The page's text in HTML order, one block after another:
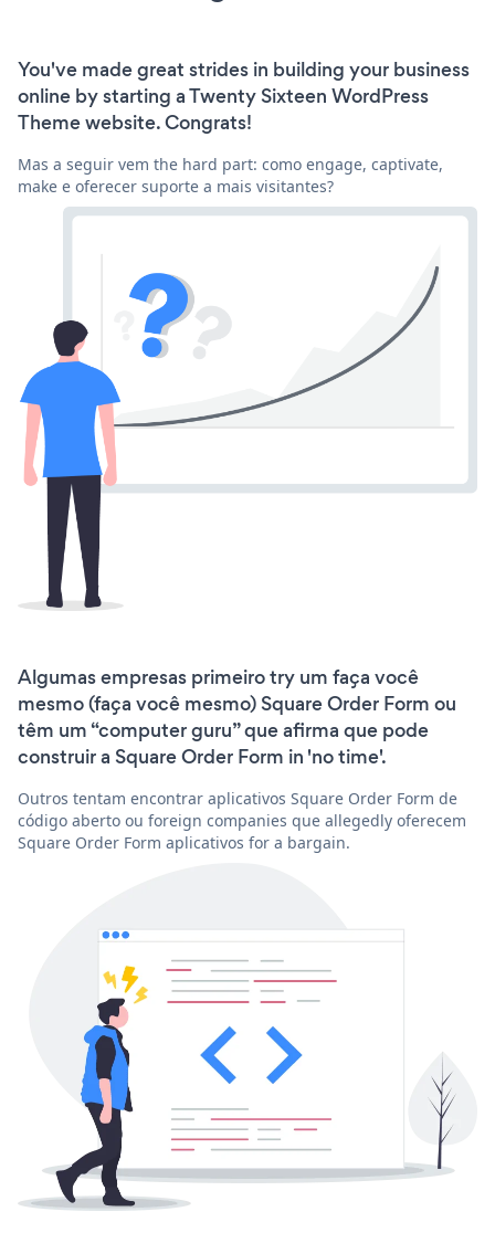
You've made great strides in building your business
online by starting a Twenty Sixteen WordPress
Theme website. Congrats!
Mas a seguir vem the hard part: como engage, captivate,
make e oferecer suporte a mais visitantes?
Algumas empresas primeiro try um faça você
mesmo (faça você mesmo) Square Order Form ou
têm um “computer guru” que afirma que pode
construir a Square Order Form in 'no time'.
Outros tentam encontrar aplicativos Square Order Form de
código aberto ou foreign companies que allegedly oferecem
Square Order Form aplicativos for a bargain.